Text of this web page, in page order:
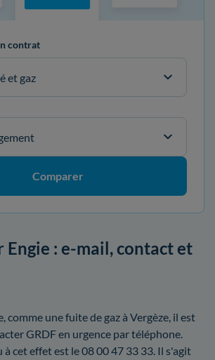
contrat
et gaz
Comparer
Engie : e-mail, contact et
comme une fuite de gaz à Vergèze, il est
GRDF en urgence par téléphone.
cet effet est le 08 00 47 33 33. Il s'agit